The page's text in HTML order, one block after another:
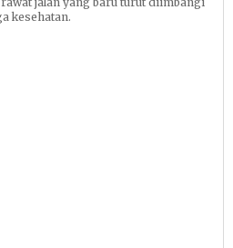
kesehatan.